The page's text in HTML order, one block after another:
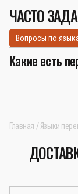
ЧАСТО
Вопросы по
Какие есть
Главная Языки